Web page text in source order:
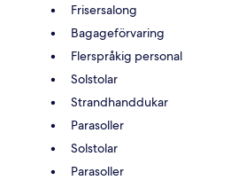
Frisersalong
Bagageförvaring
Flerspråkig personal
Solstolar
Strandhanddukar
Parasoller
Solstolar
Parasoller